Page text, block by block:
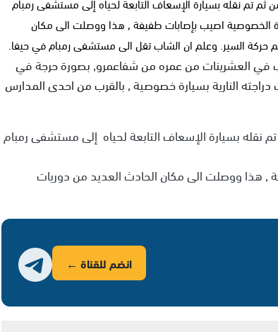
الخصوصية اصيب بإصابات طفيفة , هذا ووصلت الى مكان
حركة السير. وعلم ان الشاب تقل الى مستشفى رمبام في حيفا.
العشرينات من عمره من شفاعمرو, بصورة حرجة في
النارية بسيارة خصوصية , بالقرب من احدى المدارس
نقله بسيارة الإسعاف التابعة لحياه إلى مستشفى رمبام
, هذا ووصلت الى مكان الحادث العديد من دوريات
انضم للقناة ←